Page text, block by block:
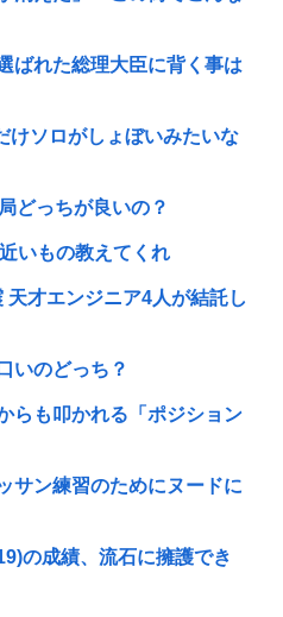
ばれた総理大臣に背く事は
けソロがしょぼいみたいな
どっちが良いの？
いもの教えてくれ
才エンジニア4人が結託し
いのどっち？
らも叩かれる「ポジション
サン練習のためにヌードに
の成績、流石に擁護でき